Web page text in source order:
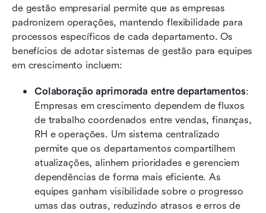
de gestão empresarial permite que as empresas
padronizem operações, mantendo flexibilidade para
processos específicos de cada departamento. Os
benefícios de adotar sistemas de gestão para equipes
em crescimento incluem:
Colaboração aprimorada entre departamentos:
Empresas em crescimento dependem de fluxos
de trabalho coordenados entre vendas, finanças,
RH e operações. Um sistema centralizado
permite que os departamentos compartilhem
atualizações, alinhem prioridades e gerenciem
dependências de forma mais eficiente. As
equipes ganham visibilidade sobre o progresso
umas das outras, reduzindo atrasos e erros de